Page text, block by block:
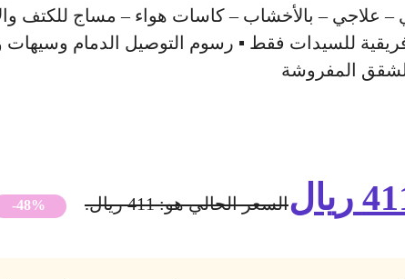
ريالالسعر الحالي هو: 411 ريال. -48%